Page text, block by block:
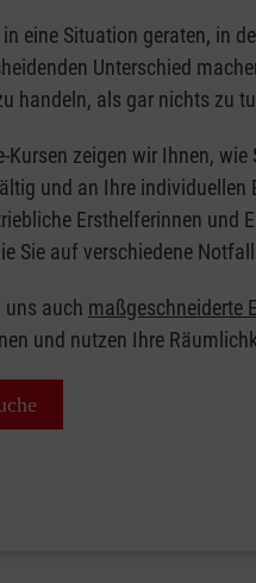
eine Situation geraten, in
Unterschied
handeln, als gar nichts zu
Kursen zeigen wir Ihnen,
und an Ihre individuellen
Ersthelferinnen und
Sie auf verschiedene
uns auch maßgeschneiderte
und nutzen Ihre